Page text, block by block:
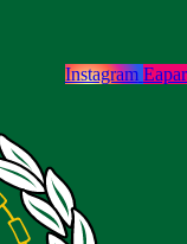
Instagram